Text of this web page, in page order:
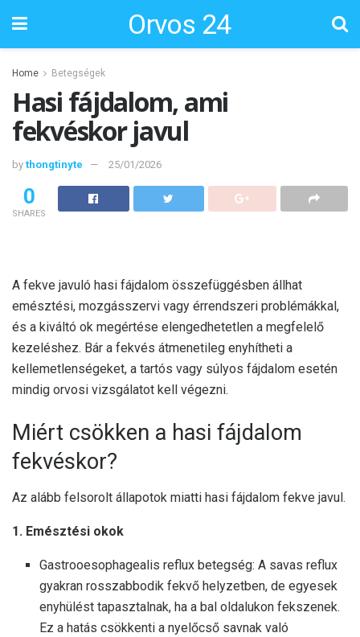
Orvos 24
Home Betegségek
Hasi fájdalom, ami
fekvéskor javul
by thongtinyte 25/01/2026
0
SHARES
A fekve javuló hasi fájdalom összefüggésben állhat
emésztési, mozgásszervi vagy érrendszeri problémákkal,
és a kiváltó ok megértése elengedhetetlen a megfelelő
kezeléshez. Bár a fekvés átmenetileg enyhítheti a
kellemetlenségeket, a tartós vagy súlyos fájdalom esetén
mindig orvosi vizsgálatot kell végezni.
Miért csökken a hasi fájdalom
fekvéskor?
Az alább felsorolt ​​állapotok miatti hasi fájdalom fekve javul.
1. Emésztési okok
Gastrooesophagealis reflux betegség: A savas reflux
gyakran rosszabbodik fekvő helyzetben, de egyesek
enyhülést tapasztalnak, ha a bal oldalukon fekszenek.
Ez a hatás csökkenti a nyelőcső savnak való